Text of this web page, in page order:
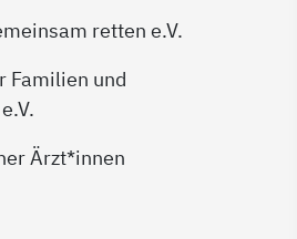
retten e.V.
Familien und
Ärzt*innen